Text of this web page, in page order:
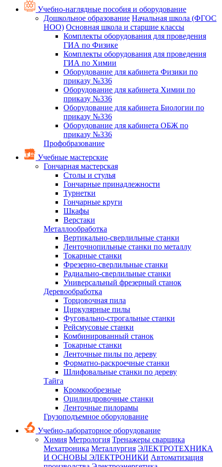
Учебно-наглядные пособия и оборудование
Дошкольное образование Начальная школа (ФГОС
НОО) Основная школа и старшие классы
Комплекты оборудования для проведения
ГИА по Физике
Комплекты оборудования для проведения
ГИА по Химии
Оборудование для кабинета Физики по
приказу №336
Оборудование для кабинета Химии по
приказу №336
Оборудование для кабинета Биологии по
приказу №336
Оборудование для кабинета ОБЖ по
приказу №336
Профобразование
Учебные мастерские
Гончарная мастерская
Столы и стулья
Гончарные принадлежности
Турнетки
Гончарные круги
Шкафы
Верстаки
Металлообработка
Вертикально-сверлильные станки
Ленточнопильные станки по металлу
Токарные станки
Фрезерно-сверлильные станки
Радиально-сверлильные станки
Универсальный фрезерный станок
Деревообработка
Торцовочная пила
Циркулярные пилы
Фуговально-строгальные станки
Рейсмусовые станки
Комбинированный станок
Токарные станки
Ленточные пилы по дереву
Форматно-раскроечные станки
Шлифовальные станки по дереву
Тайга
Кромкообрезные
Оцилиндровочные станки
Ленточные пилорамы
Грузоподъемное оборудование
Учебно-лабораторное оборудование
Химия Метрология Тренажеры сварщика
Мехатроника Металлургия ЭЛЕКТРОТЕХНИКА
И ОСНОВЫ ЭЛЕКТРОНИКИ Автоматизация